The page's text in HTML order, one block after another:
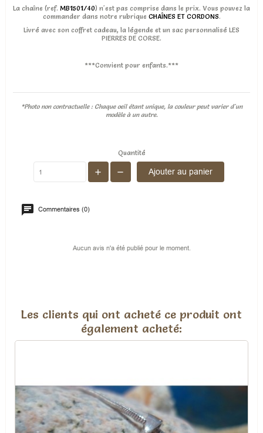
La chaîne (ref. MB1501/40) n'est pas comprise dans le prix. Vous pouvez la
commander dans notre rubrique CHAÎNES ET CORDONS.
Livré avec son coffret cadeau, la légende et un sac personnalisé LES
PIERRES DE CORSE.
***Convient pour enfants.***
*Photo non contractuelle : Chaque oeil étant unique, la couleur peut varier d'un
modèle à un autre.
Quantité
Ajouter au panier
Commentaires (0)
Aucun avis n'a été publié pour le moment.
Les clients qui ont acheté ce produit ont
également acheté: